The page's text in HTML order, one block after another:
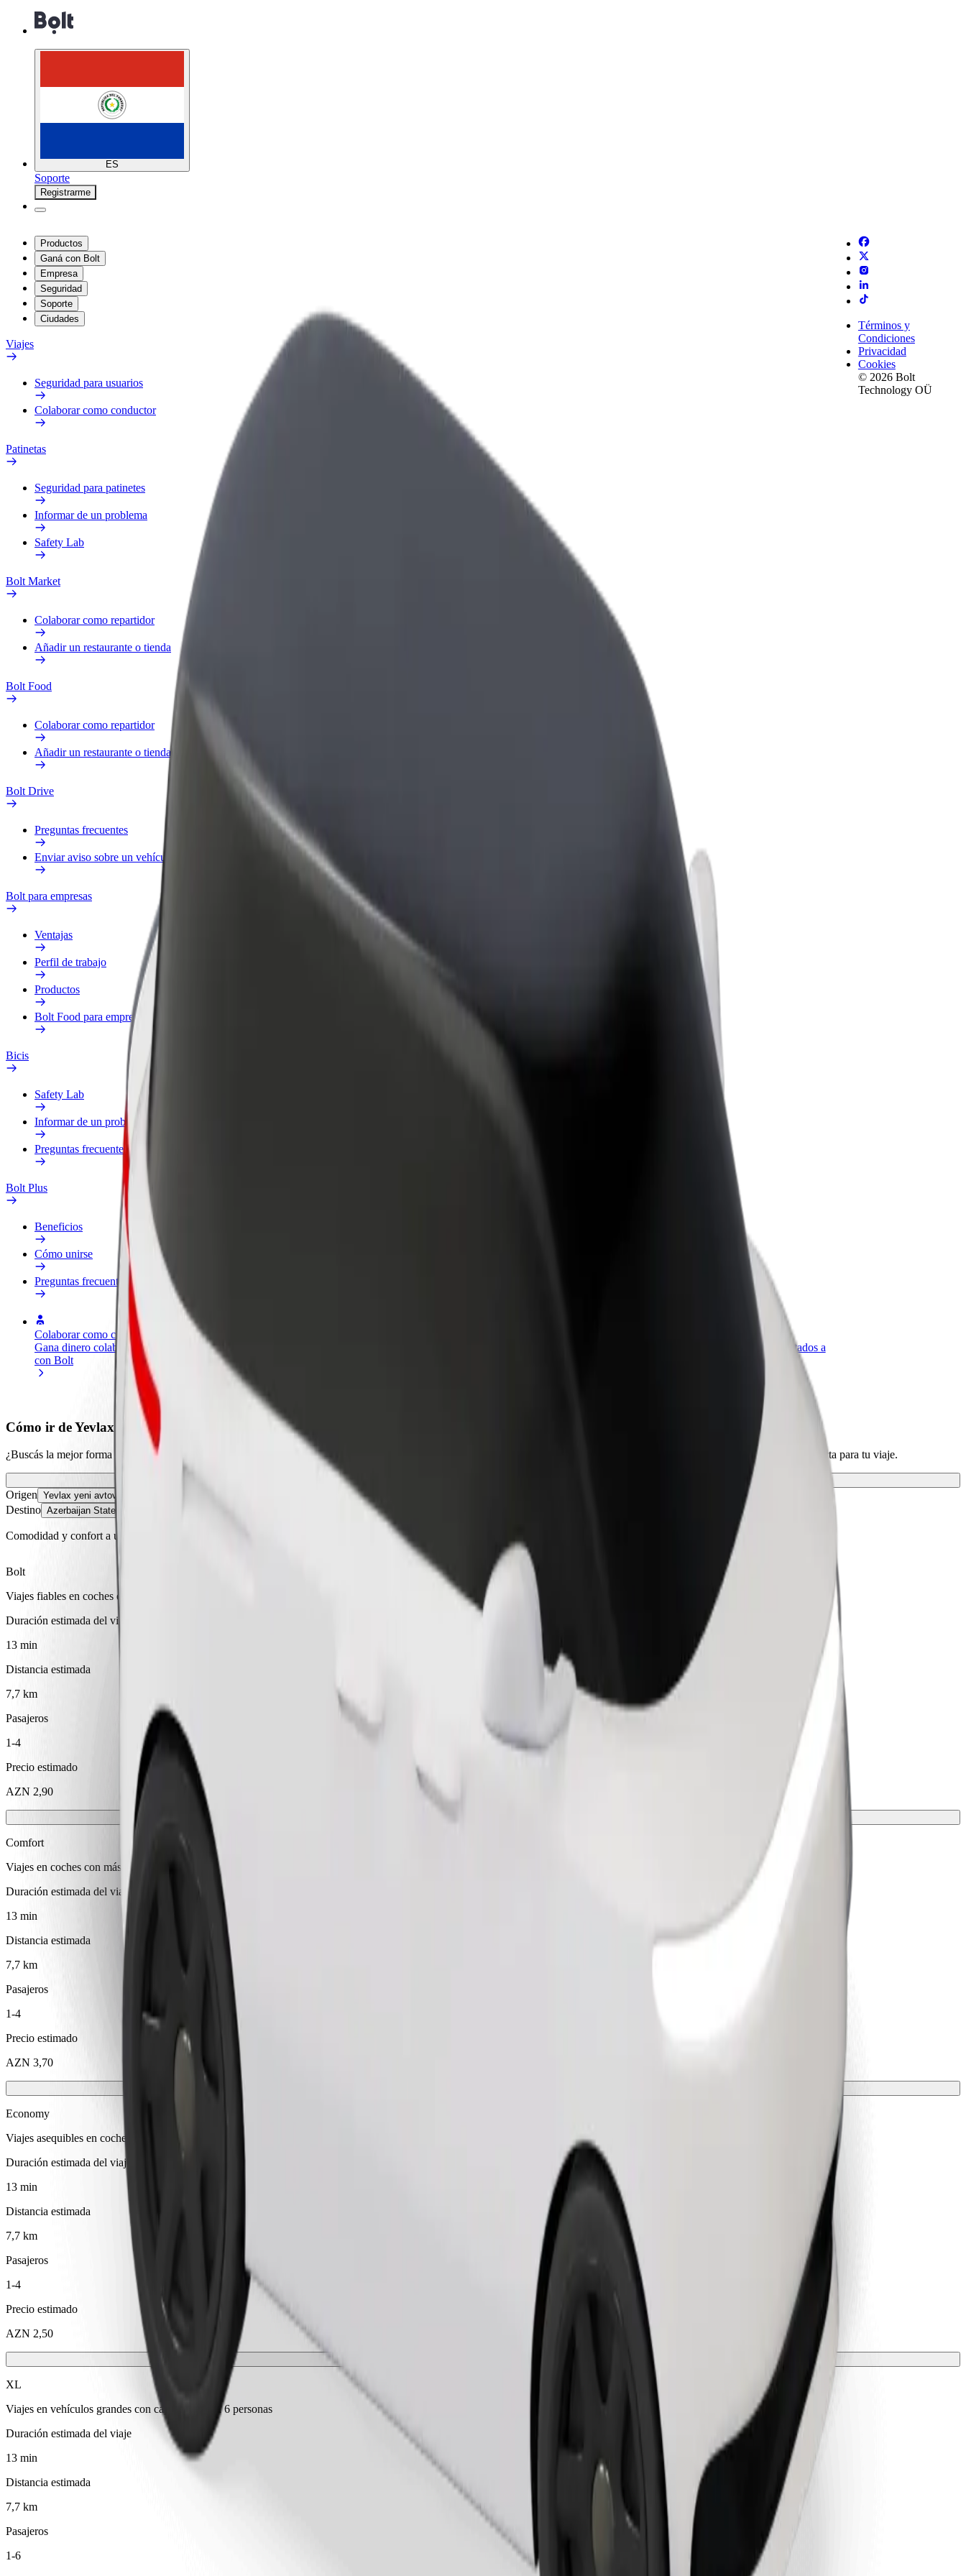
ES
Soporte
Registrarme
Productos
Ganá con Bolt
Empresa
Seguridad
Soporte
Ciudades
Viajes
Seguridad para usuarios
Colaborar como conductor
Patinetas
Seguridad para patinetes
Informar de un problema
Safety Lab
Bolt Market
Colaborar como repartidor
Añadir un restaurante o tienda
Bolt Food
Colaborar como repartidor
Añadir un restaurante o tienda
Bolt Drive
Preguntas frecuentes
Enviar aviso sobre un vehículo
Bolt para empresas
Ventajas
Perfil de trabajo
Productos
Bolt Food para empresas
Bicis
Safety Lab
Informar de un problema
Preguntas frecuentes
Bolt Plus
Beneficios
Cómo unirse
Preguntas frecuentes
Colaborar como conductor
Gana dinero colaborando
con Bolt
Colaborar como repartidor
Repartí comida y cobrá todas las
Productos y servicios de Bolt adaptados a
Términos y
Condiciones
Privacidad
Cookies
© 2026 Bolt
Technology OÜ
Cómo ir de Yevlax yeni avtovoğzal - main bus station a Azerbaijan State Agricultural University (ADAU)
¿Buscás la mejor forma de ir de Yevlax yeni avtovoğzal - main bus station a Azerbaijan State Agricultural University (ADAU)? Explorá nuestros servicios y encontrá la opción perfecta para tu viaje.
Origen Yevlax yeni avtovoğzal - main bus station
Destino Azerbaijan State Agricultural University (ADAU)
Comodidad y confort a un botón de distancia
Bolt
Viajes fiables en coches estándar de tamaño medio.
Duración estimada del viaje
13 min
Distancia estimada
7,7 km
Pasajeros
1-4
Precio estimado
AZN 2,90
Comfort
Viajes en coches con más espacio para equipaje y para estirar las piernas
Duración estimada del viaje
13 min
Distancia estimada
7,7 km
Pasajeros
1-4
Precio estimado
AZN 3,70
Economy
Viajes asequibles en coches estándar
Duración estimada del viaje
13 min
Distancia estimada
7,7 km
Pasajeros
1-4
Precio estimado
AZN 2,50
XL
Viajes en vehículos grandes con capacidad para 6 personas
Duración estimada del viaje
13 min
Distancia estimada
7,7 km
Pasajeros
1-6